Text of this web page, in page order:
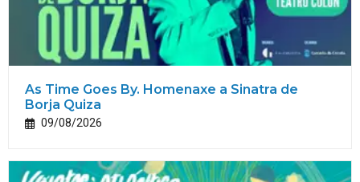
As Time Goes By. Homenaxe a Sinatra de
Borja Quiza
09/08/2026